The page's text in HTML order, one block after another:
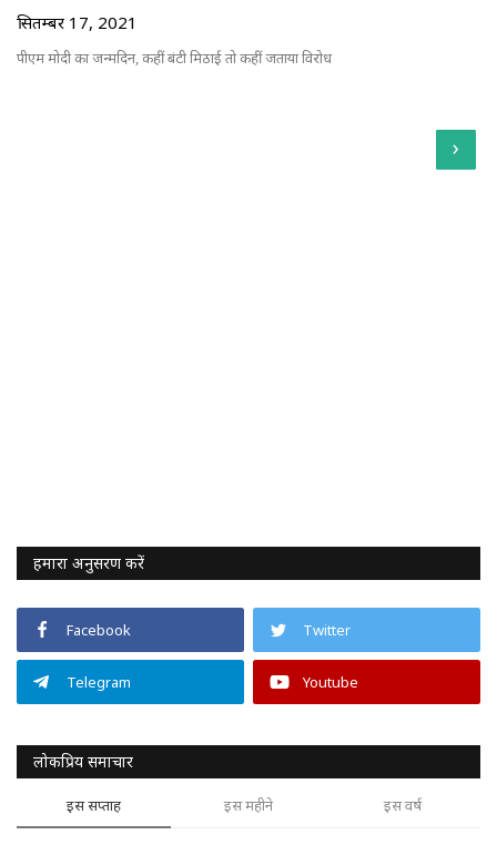
सितम्बर 17, 2021
पीएम मोदी का जन्मदिन, कहीं बंटी मिठाई तो कहीं जताया विरोध
›
हमारा अनुसरण करें
Facebook Twitter
Telegram Youtube
लोकप्रिय समाचार
इस सप्ताह इस महीने इस वर्ष